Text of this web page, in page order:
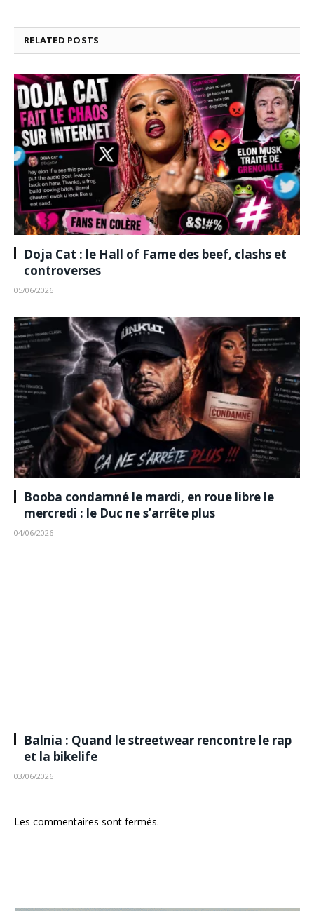
RELATED POSTS
Doja Cat : le Hall of Fame des beef, clashs et
controverses
05/06/2026
Booba condamné le mardi, en roue libre le
mercredi : le Duc ne s’arrête plus
04/06/2026
Balnia : Quand le streetwear rencontre le rap
et la bikelife
03/06/2026
Les commentaires sont fermés.